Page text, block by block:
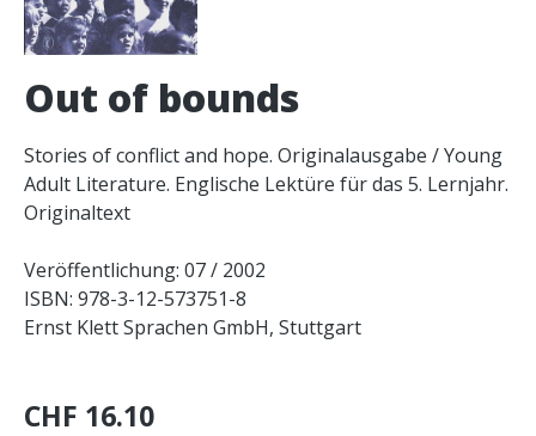
Out of bounds
Stories of conflict and hope. Originalausgabe / Young
Adult Literature. Englische Lektüre für das 5. Lernjahr.
Originaltext
Veröffentlichung: 07 / 2002
ISBN: 978-3-12-573751-8
Ernst Klett Sprachen GmbH, Stuttgart
CHF 16.10